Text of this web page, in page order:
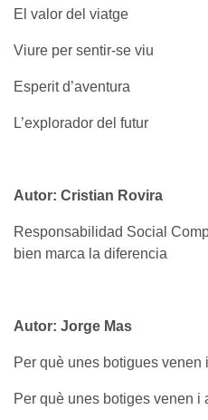
El valor del viatge
Viure per sentir-se viu
Esperit d’aventura
L’explorador del futur
Autor: Cristian Rovira
Responsabilidad Social
bien marca la diferencia
Autor: Jorge Mas
Per què unes botigues venen
Per què unes botiges venen i